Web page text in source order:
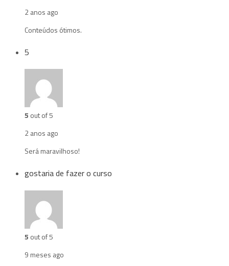
2 anos ago
Conteúdos ótimos.
5
5 out of 5
2 anos ago
Será maravilhoso!
gostaria de fazer o curso
5 out of 5
9 meses ago